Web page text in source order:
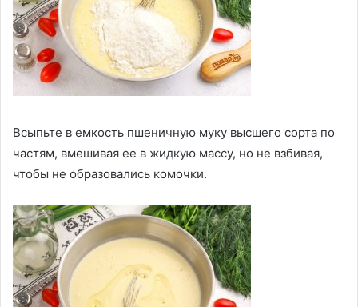
Всыпьте в емкость пшеничную муку высшего сорта по
частям, вмешивая ее в жидкую массу, но не взбивая,
чтобы не образовались комочки.